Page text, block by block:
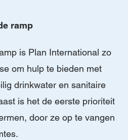
ramp
is Plan International zo
om hulp te bieden met
drinkwater en sanitaire
is het de eerste prioriteit
door ze op te vangen